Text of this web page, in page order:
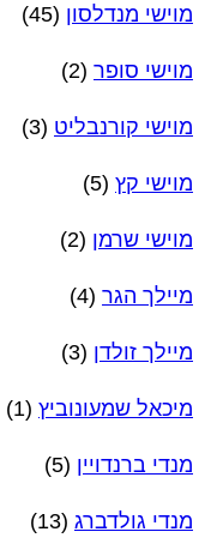
מוישי מנדלסון (45)
מוישי סופר (2)
מוישי קורנבליט (3)
מוישי קץ (5)
מוישי שרמן (2)
מיילך הגר (4)
מיילך זולדן (3)
מיכאל שמעונוביץ (1)
מנדי ברנדויין (5)
מנדי גולדברג (13)